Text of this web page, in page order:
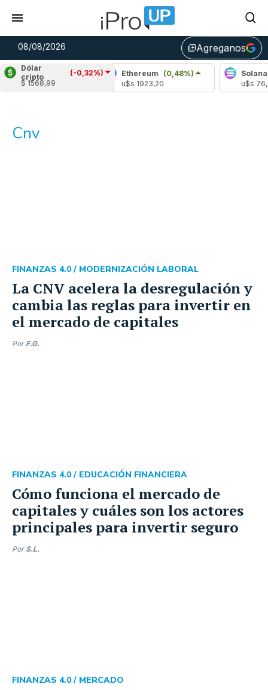
08/08/2026 library_addAgreganos
Dólar
cripto
(-0,32%)
$ 1568,99
(0,28%)
Ethereum (0,48%)
u$s 1923,20
Solana
u$s 76,62
Cnv
La CNV acelera la desregulación y
cambia las reglas para invertir en
el mercado de capitales
FINANZAS 4.0 / MODERNIZACIÓN LABORAL
Por F.G.
Cómo funciona el mercado de
capitales y cuáles son los actores
principales para invertir seguro
FINANZAS 4.0 / EDUCACIÓN FINANCIERA
Por S.L.
FINANZAS 4.0 / MERCADO